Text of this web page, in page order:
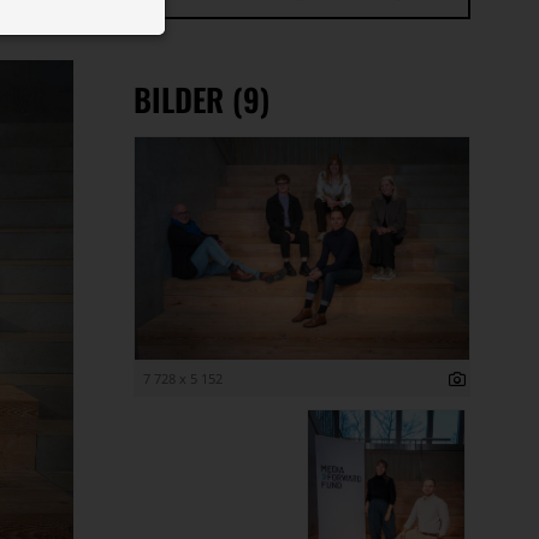
BILDER (9)
7 728 x 5 152
auf Ihrem